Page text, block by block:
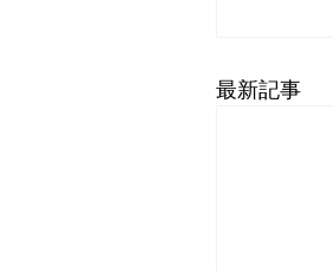
最新記事